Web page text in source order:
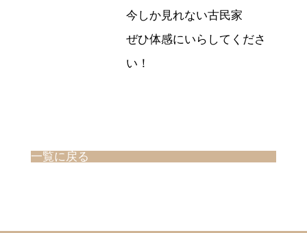
今しか見れない古民家
ぜひ体感にいらしてくださ
い！
一覧に戻る